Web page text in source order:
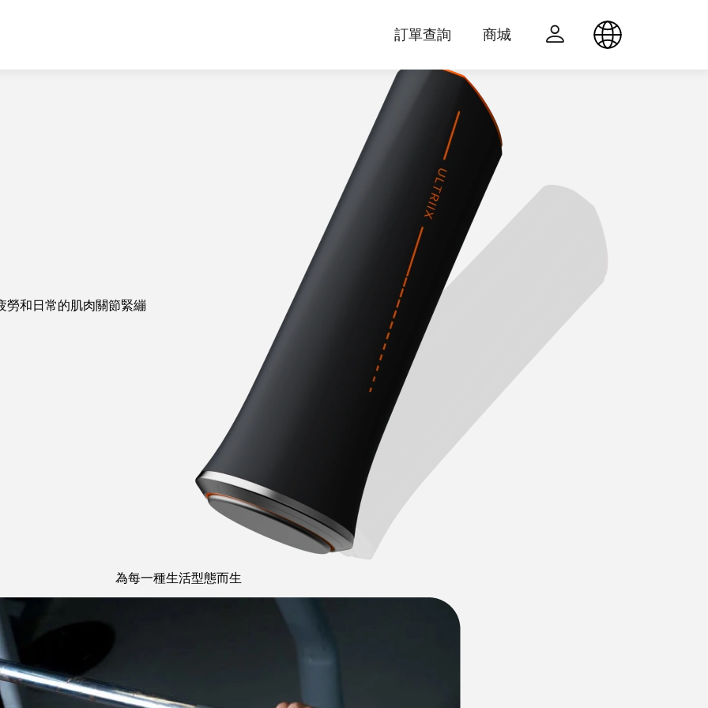
訂單查詢 商城
勞和日常的肌肉關節緊繃
為每一種生活型態而生